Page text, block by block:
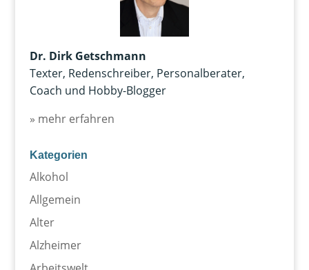
Dr. Dirk Getschmann
Texter, Redenschreiber, Personalberater,
Coach und Hobby-Blogger
» mehr erfahren
Kategorien
Alkohol
Allgemein
Alter
Alzheimer